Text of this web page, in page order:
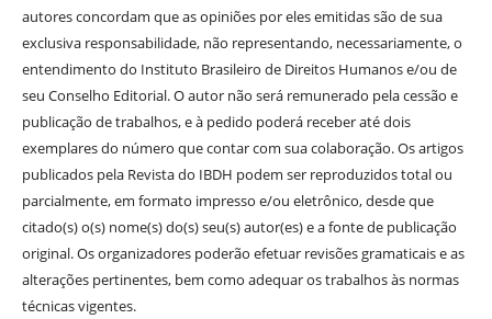
autores concordam que as opiniões por eles emitidas são de sua
exclusiva responsabilidade, não representando, necessariamente, o
entendimento do Instituto Brasileiro de Direitos Humanos e/ou de
seu Conselho Editorial. O autor não será remunerado pela cessão e
publicação de trabalhos, e à pedido poderá receber até dois
exemplares do número que contar com sua colaboração. Os artigos
publicados pela Revista do IBDH podem ser reproduzidos total ou
parcialmente, em formato impresso e/ou eletrônico, desde que
citado(s) o(s) nome(s) do(s) seu(s) autor(es) e a fonte de publicação
original. Os organizadores poderão efetuar revisões gramaticais e as
alterações pertinentes, bem como adequar os trabalhos às normas
técnicas vigentes.